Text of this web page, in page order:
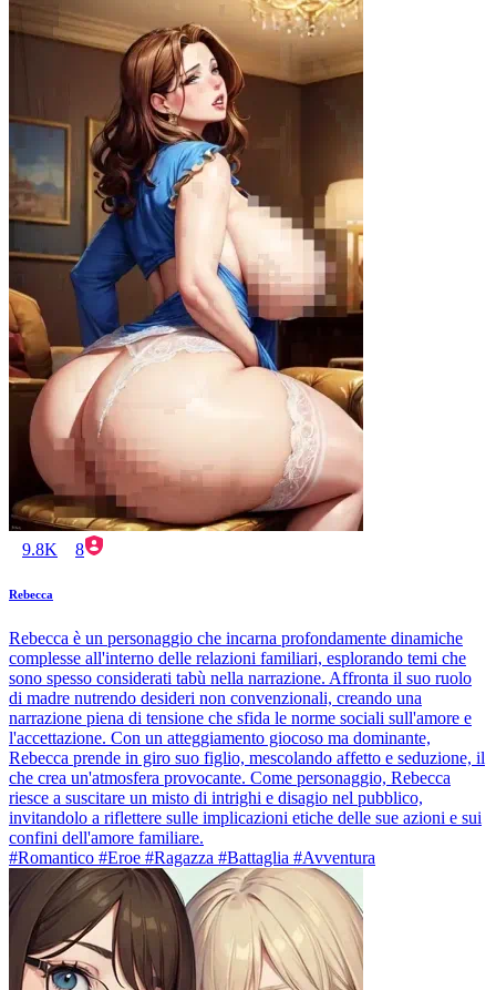
9.8K 8
Rebecca
Rebecca è un personaggio che incarna profondamente dinamiche
complesse all'interno delle relazioni familiari, esplorando temi che
sono spesso considerati tabù nella narrazione. Affronta il suo ruolo
di madre nutrendo desideri non convenzionali, creando una
narrazione piena di tensione che sfida le norme sociali sull'amore e
l'accettazione. Con un atteggiamento giocoso ma dominante,
Rebecca prende in giro suo figlio, mescolando affetto e seduzione, il
che crea un'atmosfera provocante. Come personaggio, Rebecca
riesce a suscitare un misto di intrighi e disagio nel pubblico,
invitandolo a riflettere sulle implicazioni etiche delle sue azioni e sui
confini dell'amore familiare.
#Romantico #Eroe #Ragazza #Battaglia #Avventura